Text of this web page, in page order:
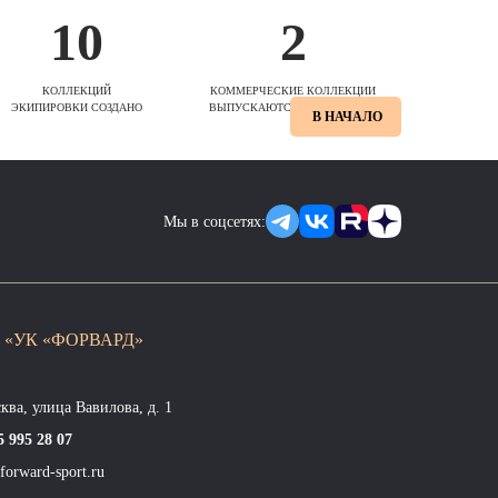
10
КОЛЛЕКЦИЙ
ЭКИПИРОВКИ СОЗДАНО
2
КОММЕРЧЕСКИЕ КОЛЛЕКЦИИ
ВЫПУСКАЮТСЯ ЕЖЕСЕЗОННО
В НАЧАЛО
Мы в соцсетях:
«ФОРВАРД»
улица Вавилова, д. 1
995 28 07
sport.ru